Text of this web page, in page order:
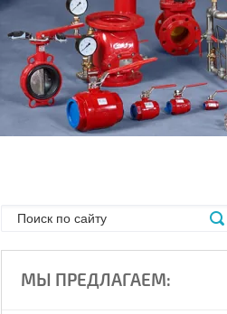
МЫ ПРЕДЛАГАЕМ: